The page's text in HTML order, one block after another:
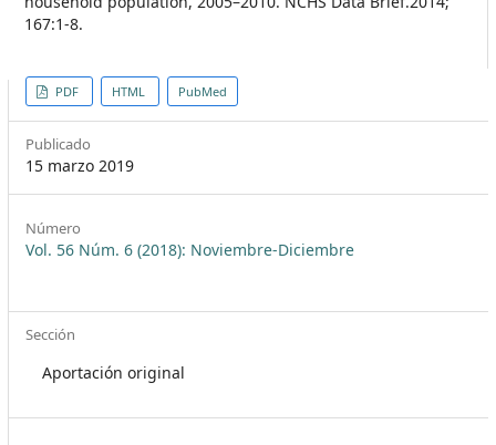
167:1-8.
PDF HTML PubMed
Publicado
15 marzo 2019
Número
Vol. 56 Núm. 6 (2018): Noviembre-Diciembre
Sección
Aportación original